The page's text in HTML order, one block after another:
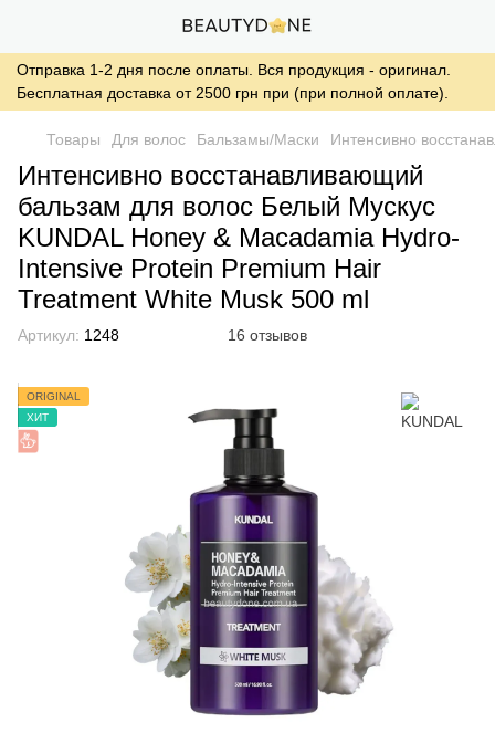
Отправка 1-2 дня после оплаты. Вся продукция - оригинал.
Бесплатная доставка от 2500 грн при (при полной оплате).
Товары Для волос Бальзамы/Маски Интенсивно
Интенсивно восстанавливающий
бальзам для волос Белый Мускус
KUNDAL Honey & Macadamia Hydro-
Intensive Protein Premium Hair
Treatment White Musk 500 ml
Артикул: 1248 16 отзывов
ORIGINAL
ХИТ